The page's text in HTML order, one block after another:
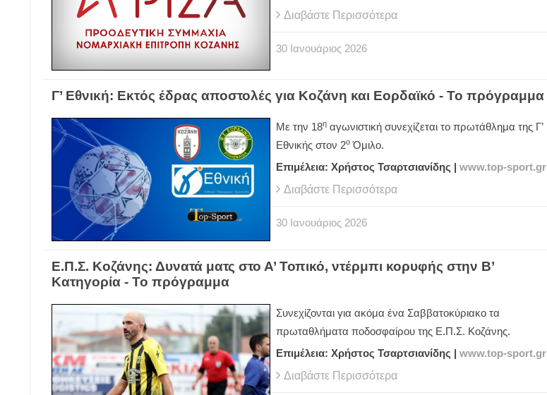
Διαβάστε Περισσότερα
30 Ιανουάριος 2026
Γ’ Εθνική: Εκτός έδρας αποστολές για Κοζάνη και Εορδαϊκό - Το πρόγραμμα
Με την 18η αγωνιστική συνεχίζεται το πρωτάθλημα της Γ’
Εθνικής στον 2ο Όμιλο.
Επιμέλεια: Χρήστος Τσαρτσιανίδης | www.top-sport.gr
Διαβάστε Περισσότερα
30 Ιανουάριος 2026
Ε.Π.Σ. Κοζάνης: Δυνατά ματς στο Α’ Τοπικό, ντέρμπι κορυφής στην Β’
Κατηγορία - Το πρόγραμμα
Συνεχίζονται για ακόμα ένα Σαββατοκύριακο τα
πρωταθλήματα ποδοσφαίρου της Ε.Π.Σ. Κοζάνης.
Επιμέλεια: Χρήστος Τσαρτσιανίδης | www.top-sport.gr
Διαβάστε Περισσότερα